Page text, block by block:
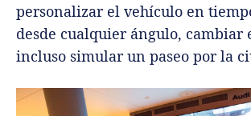
personalizar el vehículo en
desde cualquier ángulo, cambiar
incluso simular un paseo por la